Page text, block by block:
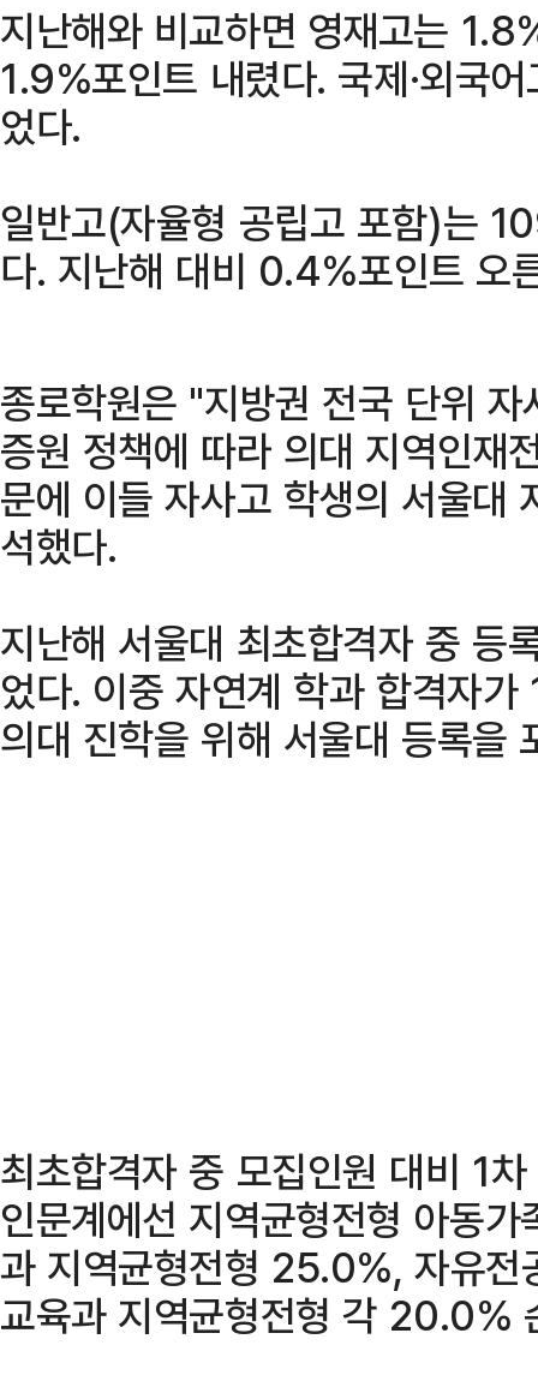
지난해와 비교하면 영재고는
1.9%포인트 내렸다. 국제·외국
었다.
일반고(자율형 공립고 포함)는
다. 지난해 대비 0.4%포인트 오
종로학원은 "지방권 전국 단위
증원 정책에 따라 의대 지역인재
문에 이들 자사고 학생의 서울대
석했다.
지난해 서울대 최초합격자 중 등
었다. 이중 자연계 학과 합격자
의대 진학을 위해 서울대 등록을
최초합격자 중 모집인원 대비 1
인문계에선 지역균형전형 아동
과 지역균형전형 25.0%, 자유전
교육과 지역균형전형 각 20.0%